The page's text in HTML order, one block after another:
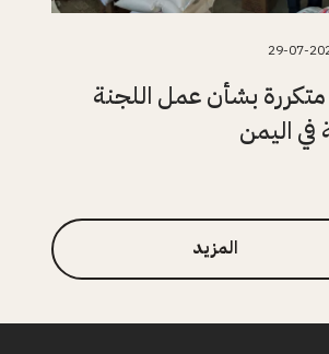
29-07-
بشأن عمل اللجنة
في اليمن
المزيد